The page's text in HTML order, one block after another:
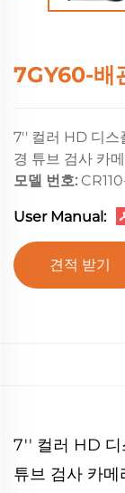
7GY60-배
7'' 컬러 HD 디스
경 튜브 검사 카
모델 번호:
User Manual:
견적 받기
7'' 컬러 HD 디
튜브 검사 카